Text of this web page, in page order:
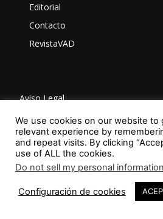
Editorial
Contacto
RevistaVAD
Aviso Legal
Privacidad
Política de Cookies
We use cookies on our website to
relevant experience by
and repeat visits. By clicking
use of ALL the cookies.
Do not sell my personal information
Configuración de cookies